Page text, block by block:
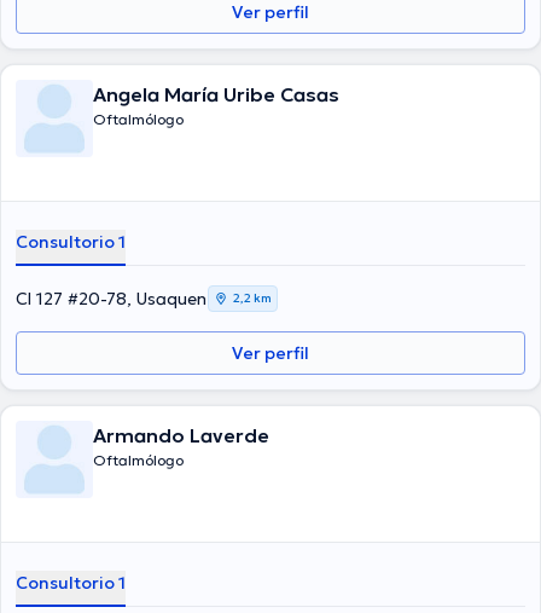
Ver perfil
Angela María Uribe Casas
Oftalmólogo
Consultorio 1
Cl 127 #20-78, Usaquen 2,2 km
Ver perfil
Armando Laverde
Oftalmólogo
Consultorio 1